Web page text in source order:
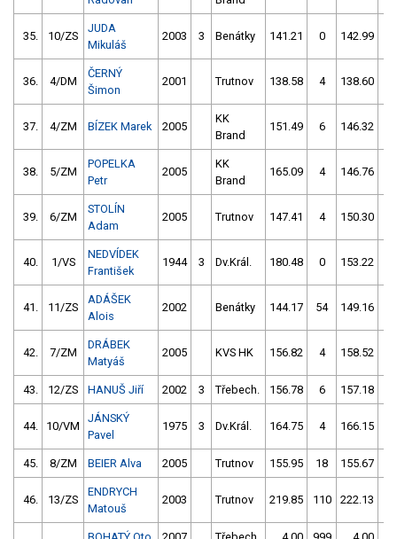
35. 10/ZS
JUDA
Mikuláš
2003 3 Benátky 141.21 0 142.99
36. 4/DM
ČERNÝ
Šimon
2001 Trutnov 138.58 4 138.60
37. 4/ZM BÍZEK Marek 2005
KK
Brand
151.49 6 146.32
38. 5/ZM
POPELKA
Petr
2005
KK
Brand
165.09 4 146.76
39. 6/ZM
STOLÍN
Adam
2005 Trutnov 147.41 4 150.30
40. 1/VS
NEDVÍDEK
František
1944 3 Dv.Král. 180.48 0 153.22
41. 11/ZS
ADÁŠEK
Alois
2002 Benátky 144.17 54 149.16
42. 7/ZM
DRÁBEK
Matyáš
2005 KVS HK 156.82 4 158.52
43. 12/ZS HANUŠ Jiří 2002 3 Třebech. 156.78 6 157.18
44. 10/VM
JÁNSKÝ
Pavel
1975 3 Dv.Král. 164.75 4 166.15
45. 8/ZM BEIER Alva 2005 Trutnov 155.95 18 155.67
46. 13/ZS
ENDRYCH
Matouš
2003 Trutnov 219.85 110 222.13